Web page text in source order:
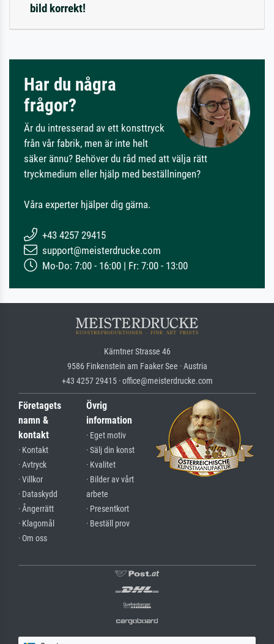
bild korrekt!
Har du några
frågor?
Är du intresserad av ett konsttryck
från vår fabrik, men är inte helt
säker ännu? Behöver du råd med att välja rätt
tryckmedium eller hjälp med beställningen?
Våra experter hjälper dig gärna.
+43 4257 29415
support@meisterdrucke.com
Mo-Do: 7:00 - 16:00 | Fr: 7:00 - 13:00
Kärntner Strasse 46
9586 Finkenstein am Faaker See · Austria
+43 4257 29415 · office@meisterdrucke.com
Företagets
namn &
kontakt
· Kontakt
· Avtryck
· Villkor
· Dataskydd
· Ångerrätt
· Klagomål
· Om oss
Övrig
information
· Eget motiv
· Sälj din konst
· Kvalitet
· Bilder av vårt
arbete
· Presentkort
· Beställ prov